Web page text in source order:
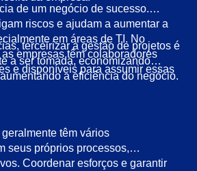
de um negócio de sucesso.
riscos e ajudam a aumentar a
em áreas de TI. No
empresas têm colaboradores
e disponíveis para assumir essas
terceirizar a gestão de projetos é
a ser tomada, economizando
a eficiência do negócio.
têm vários
seus próprios processos,
Coordenar esforços e garantir